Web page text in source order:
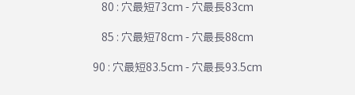
80 : 穴最短73cm - 穴最長83cm
85 : 穴最短78cm - 穴最長88cm
90 : 穴最短83.5cm - 穴最長93.5cm